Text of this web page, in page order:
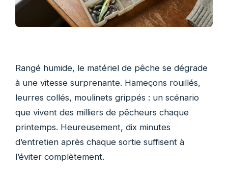
Rangé humide, le matériel de pêche se dégrade
à une vitesse surprenante. Hameçons rouillés,
leurres collés, moulinets grippés : un scénario
que vivent des milliers de pêcheurs chaque
printemps. Heureusement, dix minutes
d’entretien après chaque sortie suffisent à
l’éviter complètement.